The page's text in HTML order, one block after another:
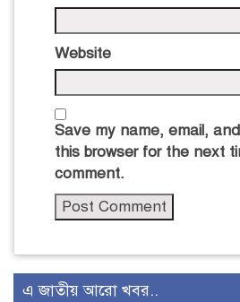
Website
Save my name, email,
this browser for the next
comment.
এ জাতীয় আরো খবর..